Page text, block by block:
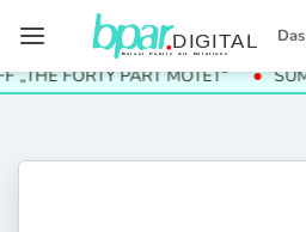
FORTY PART MOTET“